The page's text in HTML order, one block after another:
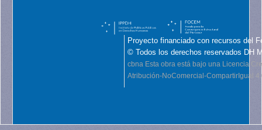
Proyecto financiado con recursos del
© Todos los derechos reservados DH
cbna Esta obra está bajo una Licencia
Atribución-NoComercial-CompartirIgual